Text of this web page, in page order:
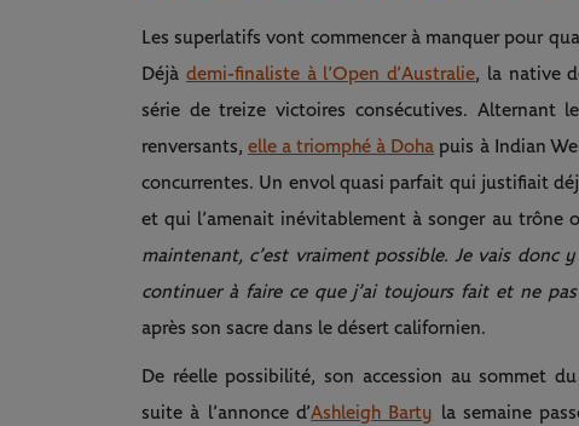
Les superlatifs vont commencer à manquer pour
Déjà demi-finaliste à l’Open d’Australie, la native
série de treize victoires consécutives. Alternant
renversants,elle a triomphé à Doha puis à Indian
concurrentes. Un envol quasi parfait qui justifiait
et qui l’amenait inévitablement à songer au trône
maintenant, c’est vraiment possible. Je vais donc
continuer à faire ce que j’ai toujours fait et ne
après son sacre dans le désert californien.
De réelle possibilité, son accession au sommet
suite à l’annonce d’Ashleigh Barty la semaine